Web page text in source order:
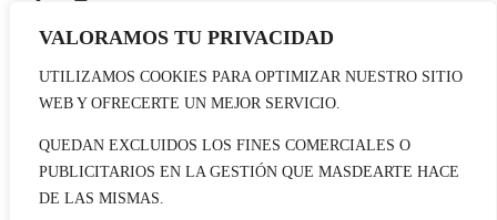
VALORAMOS TU PRIVACIDAD
UTILIZAMOS COOKIES PARA OPTIMIZAR NUESTRO SITIO
WEB Y OFRECERTE UN MEJOR SERVICIO.
QUEDAN EXCLUIDOS LOS FINES COMERCIALES O
PUBLICITARIOS EN LA GESTIÓN QUE MASDEARTE HACE
DE LAS MISMAS.
Publicidad
Contacto
© 2026 masdearte. Información de exposiciones, museos y artistas